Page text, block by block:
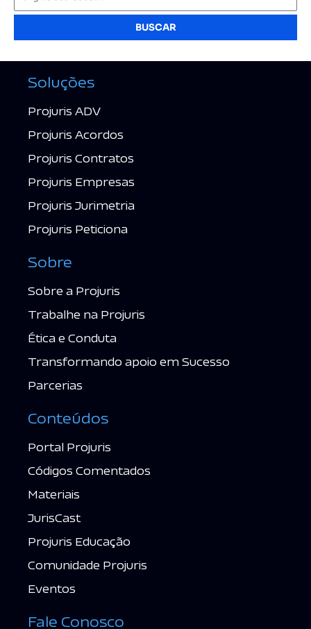
BUSCAR
Soluções
Projuris ADV
Projuris Acordos
Projuris Contratos
Projuris Empresas
Projuris Jurimetria
Projuris Peticiona
Sobre
Sobre a Projuris
Trabalhe na Projuris
Ética e Conduta
Transformando apoio em Sucesso
Parcerias
Conteúdos
Portal Projuris
Códigos Comentados
Materiais
JurisCast
Projuris Educação
Comunidade Projuris
Eventos
Fale Conosco